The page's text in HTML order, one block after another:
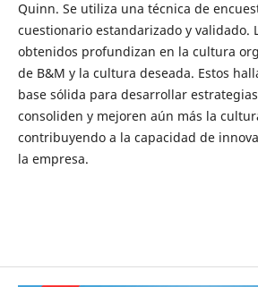
Quinn. Se utiliza una técnica de
cuestionario estandarizado y validado.
obtenidos profundizan en la cultura
de B&M y la cultura deseada. Estos
base sólida para desarrollar
consoliden y mejoren aún más la
contribuyendo a la capacidad de
la empresa.